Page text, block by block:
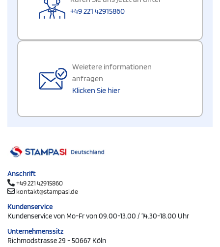
+49 221 42915860
Weietere informationen
anfragen
Klicken Sie hier
Anschrift
+49 221 42915860
kontakt@stampasi.de
Kundenservice
Kundenservice von Mo-Fr von 09.00-13.00 / 14.30-18.00 Uhr
Unternehmenssitz
Richmodstrasse 29 - 50667 Köln